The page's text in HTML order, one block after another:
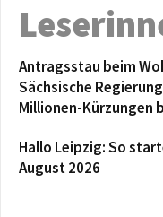
Antragsstau beim
Sächsische
Millionen-Kürzungen
Hallo Leipzig: So
August 2026